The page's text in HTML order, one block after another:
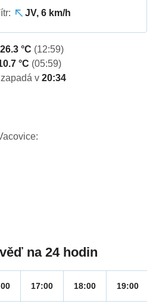
JV, 6 km/h
26.3 °C (12:59)
°C (05:59)
v 20:34
na 24 hodin
17:00 18:00 19:00